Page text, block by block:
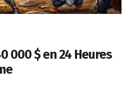
000 $ en 24 Heures